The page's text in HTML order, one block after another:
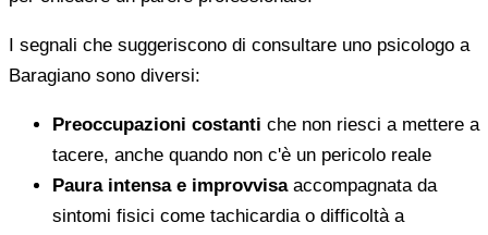
I segnali che suggeriscono di consultare uno psicologo a
Baragiano sono diversi:
Preoccupazioni costanti che non riesci a mettere a
tacere, anche quando non c'è un pericolo reale
Paura intensa e improvvisaaccompagnata da
sintomi fisici come tachicardia o difficoltà a